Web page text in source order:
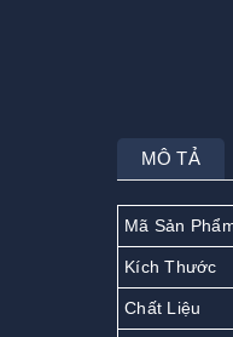
MÔ TẢ
Mã Sản
Kích Thước
Chất Liệu